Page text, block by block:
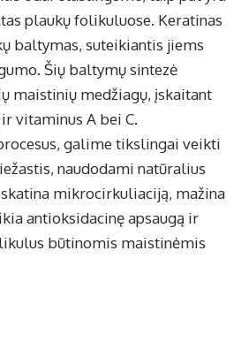
plaukų folikuluose. Keratinas
baltymas, suteikiantis jiems
Šių baltymų sintezė
maistinių medžiagų, įskaitant
vitaminus A bei C.
galime tikslingai veikti
naudodami natūralius
mikrocirkuliaciją, mažina
antioksidacinę apsaugą ir
būtinomis maistinėmis